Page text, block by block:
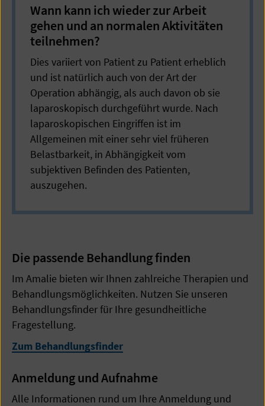
Wann kann ich wieder zur Arbeit
gehen und an normalen Aktivitäten
teilnehmen?
Dies variiert von Patient zu Patient erheblich
und ist natürlich auch von der Art der
Operation abhängig, als auch davon ob sie
laparoskopisch durchgeführt wurde. Nach
laparoskopischen Eingriffen ist im
Allgemeinen mit einer sehr viel früheren
Belastbarkeit, in Abhängigkeit vom
subjektiven Befinden des Patienten,
auszugehen.
Die passende Behandlung finden
Im Amalie bieten wir Ihnen zahlreiche Therapien und
Behandlungsmöglichkeiten. Nutzen Sie unseren
Behandlungsfinder für Ihre gesundheitliche
Fragestellung.
Zum Behandlungsfinder
Anmeldung und Aufnahme
Alle Informationen rund um Ihre Anmeldung und